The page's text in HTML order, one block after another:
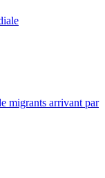
migrants arrivant par